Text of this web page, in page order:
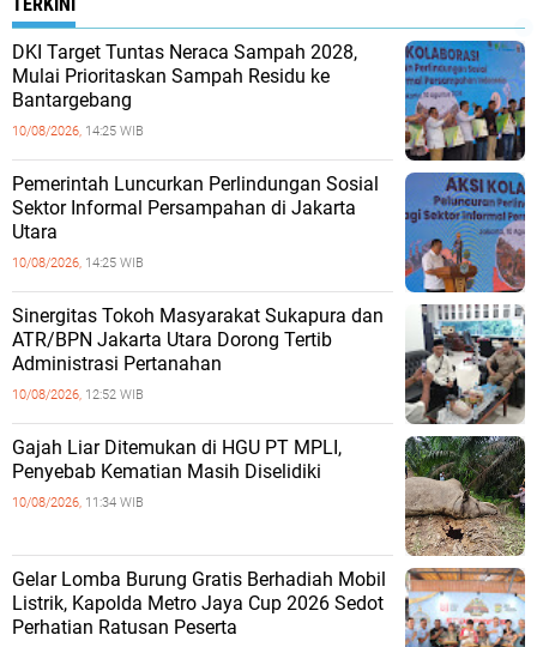
DKI Target Tuntas Neraca Sampah 2028,
Mulai Prioritaskan Sampah Residu ke
Bantargebang
10/08/2026, 14:25 WIB
Pemerintah Luncurkan Perlindungan Sosial
Sektor Informal Persampahan di Jakarta
Utara
10/08/2026, 14:25 WIB
Sinergitas Tokoh Masyarakat Sukapura dan
ATR/BPN Jakarta Utara Dorong Tertib
Administrasi Pertanahan
10/08/2026, 12:52 WIB
Gajah Liar Ditemukan di HGU PT MPLI,
Penyebab Kematian Masih Diselidiki
10/08/2026, 11:34 WIB
Gelar Lomba Burung Gratis Berhadiah Mobil
Listrik, Kapolda Metro Jaya Cup 2026 Sedot
Perhatian Ratusan Peserta